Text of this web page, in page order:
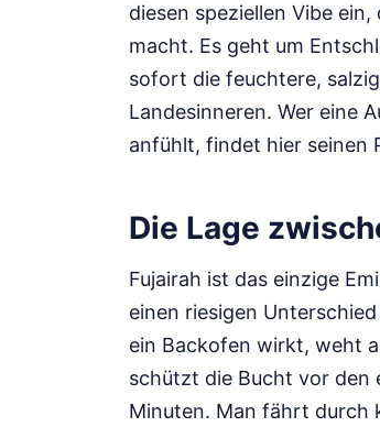
diesen speziellen Vibe
macht. Es geht um
sofort die feuchtere,
Landesinneren. Wer eine
anfühlt, findet hier seinen
Die Lage
Fujairah ist das einzige
einen riesigen
ein Backofen wirkt, weht
schützt die Bucht vor den
Minuten. Man fährt durch